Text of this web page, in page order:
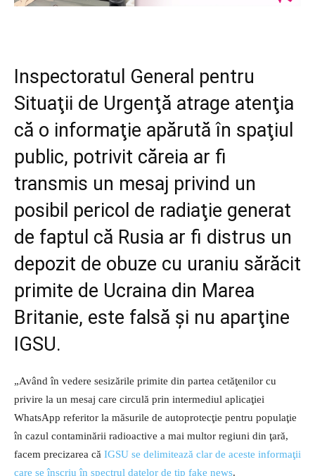
Inspectoratul General pentru
Situaţii de Urgenţă atrage atenţia
că o informaţie apărută în spaţiul
public, potrivit căreia ar fi
transmis un mesaj privind un
posibil pericol de radiaţie generat
de faptul că Rusia ar fi distrus un
depozit de obuze cu uraniu sărăcit
primite de Ucraina din Marea
Britanie, este falsă şi nu aparţine
IGSU.
„Având în vedere sesizările primite din partea cetăţenilor cu
privire la un mesaj care circulă prin intermediul aplicaţiei
WhatsApp referitor la măsurile de autoprotecţie pentru populaţie
în cazul contaminării radioactive a mai multor regiuni din ţară,
facem precizarea că IGSU se delimitează clar de aceste informaţii
care se înscriu în spectrul datelor de tip fake news.